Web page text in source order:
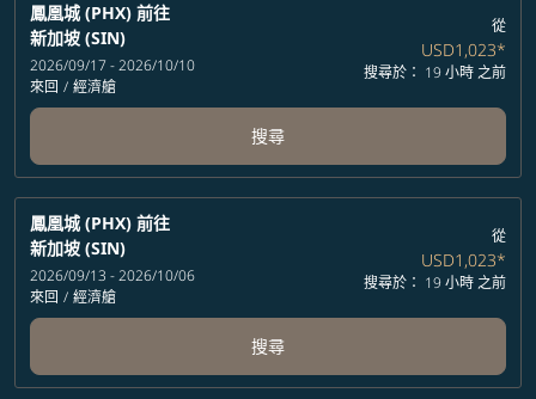
鳳凰城 (PHX) 前往
新加坡 (SIN)
2026/09/17 - 2026/10/10
來回 / 經濟艙
從
USD1,023*
搜尋於： 19 小時 之前
搜尋
鳳凰城 (PHX) 前往
新加坡 (SIN)
2026/09/13 - 2026/10/06
來回 / 經濟艙
從
USD1,023*
搜尋於： 19 小時 之前
搜尋